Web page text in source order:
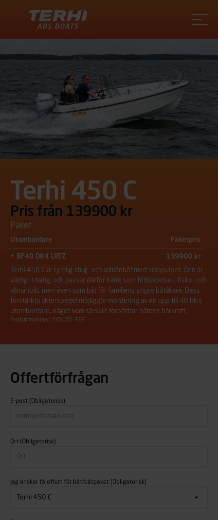
Terhi 450 C
Pris från 139900 kr
Paket
Utombordare Paketpris
+ BF40 DK4 LRTZ
139900 kr
Terhi 450 C är rymlig stug- och allmänbåt med sidopulpet. Den är
väldigt stadig, och passar därför både som förbindelse-, fiske- och
allmänbåt, men även som båt för familjens yngre båtåkare. Dess
förstärkta akterspegel möjliggör montering av en upp till 40 hk:s
utombordare, något som särskilt förbättrar båtens bärkraft.
Produktnummer: 245005-TER
Offertförfrågan
E-post (Obligatorisk)
Ort (Obligatorisk)
Jag önskar få offert för båt/båtpaket (Obligatorisk)